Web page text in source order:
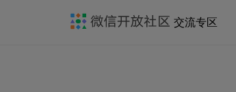
交流专区